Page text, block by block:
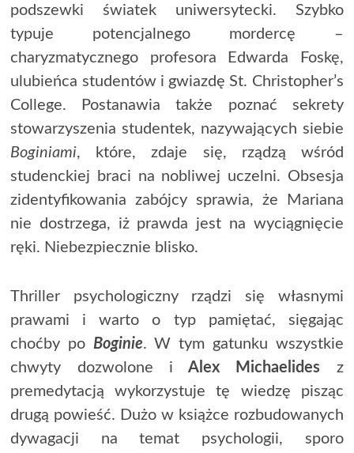
podszewki światek uniwersytecki. Szybko
typuje potencjalnego mordercę –
charyzmatycznego profesora Edwarda Foskę,
ulubieńca studentów i gwiazdę St. Christopher’s
College. Postanawia także poznać sekrety
stowarzyszenia studentek, nazywających siebie
Boginiami, które, zdaje się, rządzą wśród
studenckiej braci na nobliwej uczelni. Obsesja
zidentyfikowania zabójcy sprawia, że Mariana
nie dostrzega, iż prawda jest na wyciągnięcie
ręki. Niebezpiecznie blisko.
Thriller psychologiczny rządzi się własnymi
prawami i warto o typ pamiętać, sięgając
choćby po Boginie. W tym gatunku wszystkie
chwyty dozwolone i Alex Michaelides z
premedytacją wykorzystuje tę wiedzę pisząc
drugą powieść. Dużo w książce rozbudowanych
dywagacji na temat psychologii, sporo